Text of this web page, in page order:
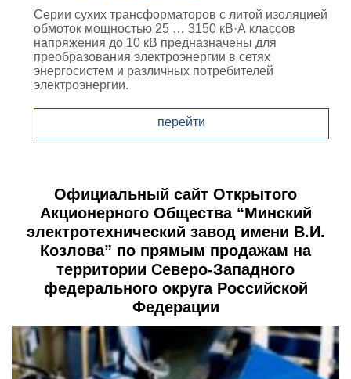
Серии сухих трансформаторов с литой изоляцией
обмоток мощностью 25 … 3150 кВ·А классов
напряжения до 10 кВ предназначены для
преобразования электроэнергии в сетях
энергосистем и различных потребителей
электроэнергии.
перейти
Официальный сайт Открытого
Акционерного Общества “Минский
электротехнический завод имени В.И.
Козлова” по прямым продажам на
территории Северо-Западного
федерального округа Российской
Федерации